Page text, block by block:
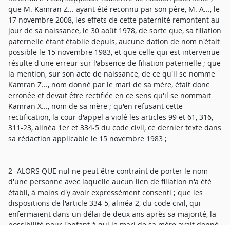
que M. Kamran Z... ayant été reconnu par son père, M. A..., le
17 novembre 2008, les effets de cette paternité remontent au
jour de sa naissance, le 30 août 1978, de sorte que, sa filiation
paternelle étant établie depuis, aucune dation de nom n'était
possible le 15 novembre 1983, et que celle qui est intervenue
résulte d'une erreur sur l'absence de filiation paternelle ; que
la mention, sur son acte de naissance, de ce qu'il se nomme
Kamran Z..., nom donné par le mari de sa mère, était donc
erronée et devait être rectifiée en ce sens qu'il se nommait
Kamran X..., nom de sa mère ; qu'en refusant cette
rectification, la cour d'appel a violé les articles 99 et 61, 316,
311-23, alinéa 1er et 334-5 du code civil, ce dernier texte dans
sa rédaction applicable le 15 novembre 1983 ;
2- ALORS QUE nul ne peut être contraint de porter le nom
d'une personne avec laquelle aucun lien de filiation n'a été
établi, à moins d'y avoir expressément consenti ; que les
dispositions de l'article 334-5, alinéa 2, du code civil, qui
enfermaient dans un délai de deux ans après sa majorité, la